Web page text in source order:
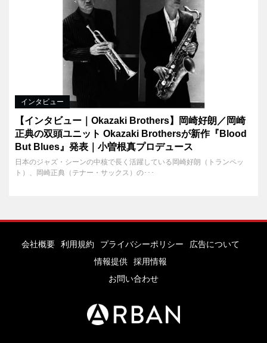
インタビュー
【インタビュー｜Okazaki Brothers】岡崎好朗／岡崎
正典の双頭ユニット Okazaki Brothersが新作『Blood
But Blues』発表｜小曽根真プロデュース
日本のジャズ・シーンの中核で長く活躍している岡崎好朗（トランペッ
ト）、岡崎正典（テナー・サックス）の･･･
会社概要 利用規約 プライバシーポリシー
広告について
情報提供
採用情報
お問い合わせ